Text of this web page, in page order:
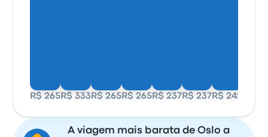
R$ 265 R$ 333 R$ 265 R$ 265 R$ 237 R$ 237 R$ 242
A viagem mais barata de Oslo a